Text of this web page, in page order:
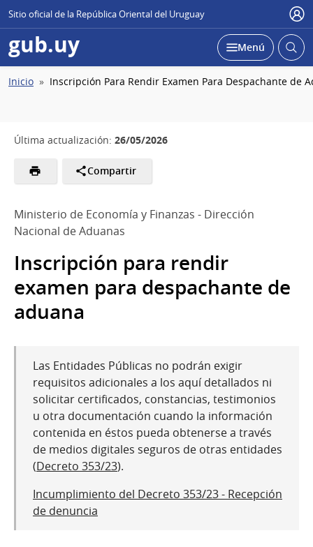
Sitio oficial de la República Oriental del Uruguay
gub.uy Desplegar
Menú Abrir
Ruta
Inicio Inscripción Para Rendir Examen Para Despachante de
Última actualización: 26/05/2026
Compartir
Ministerio de Economía y Finanzas - Dirección
Nacional de Aduanas
Inscripción para rendir
examen para despachante de
aduana
Las Entidades Públicas no podrán exigir
requisitos adicionales a los aquí detallados ni
solicitar certificados, constancias, testimonios
u otra documentación cuando la información
contenida en éstos pueda obtenerse a través
de medios digitales seguros de otras entidades
(Decreto 353/23).
Incumplimiento del Decreto 353/23 - Recepción
de denuncia